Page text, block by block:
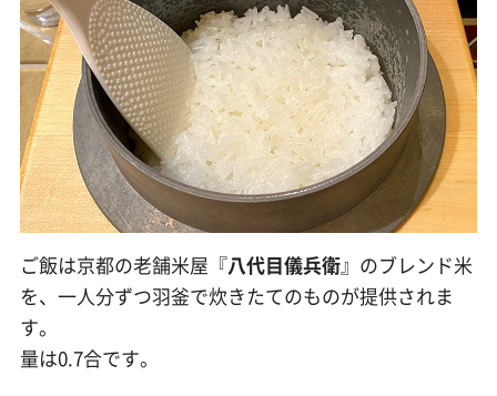
ご飯は京都の老舗米屋『八代目儀兵衛』のブレンド米
を、一人分ずつ羽釜で炊きたてのものが提供されま
す。
量は0.7合です。